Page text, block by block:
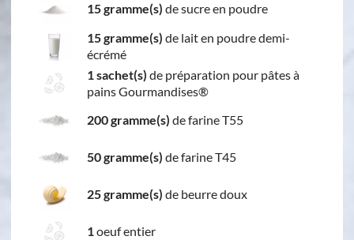
15 gramme(s) de sucre en poudre
15 gramme(s) de lait en poudre demi-
écrémé
1 sachet(s) de préparation pour pâtes à
pains Gourmandises®
200 gramme(s) de farine T55
50 gramme(s) de farine T45
25 gramme(s) de beurre doux
1oeuf entier